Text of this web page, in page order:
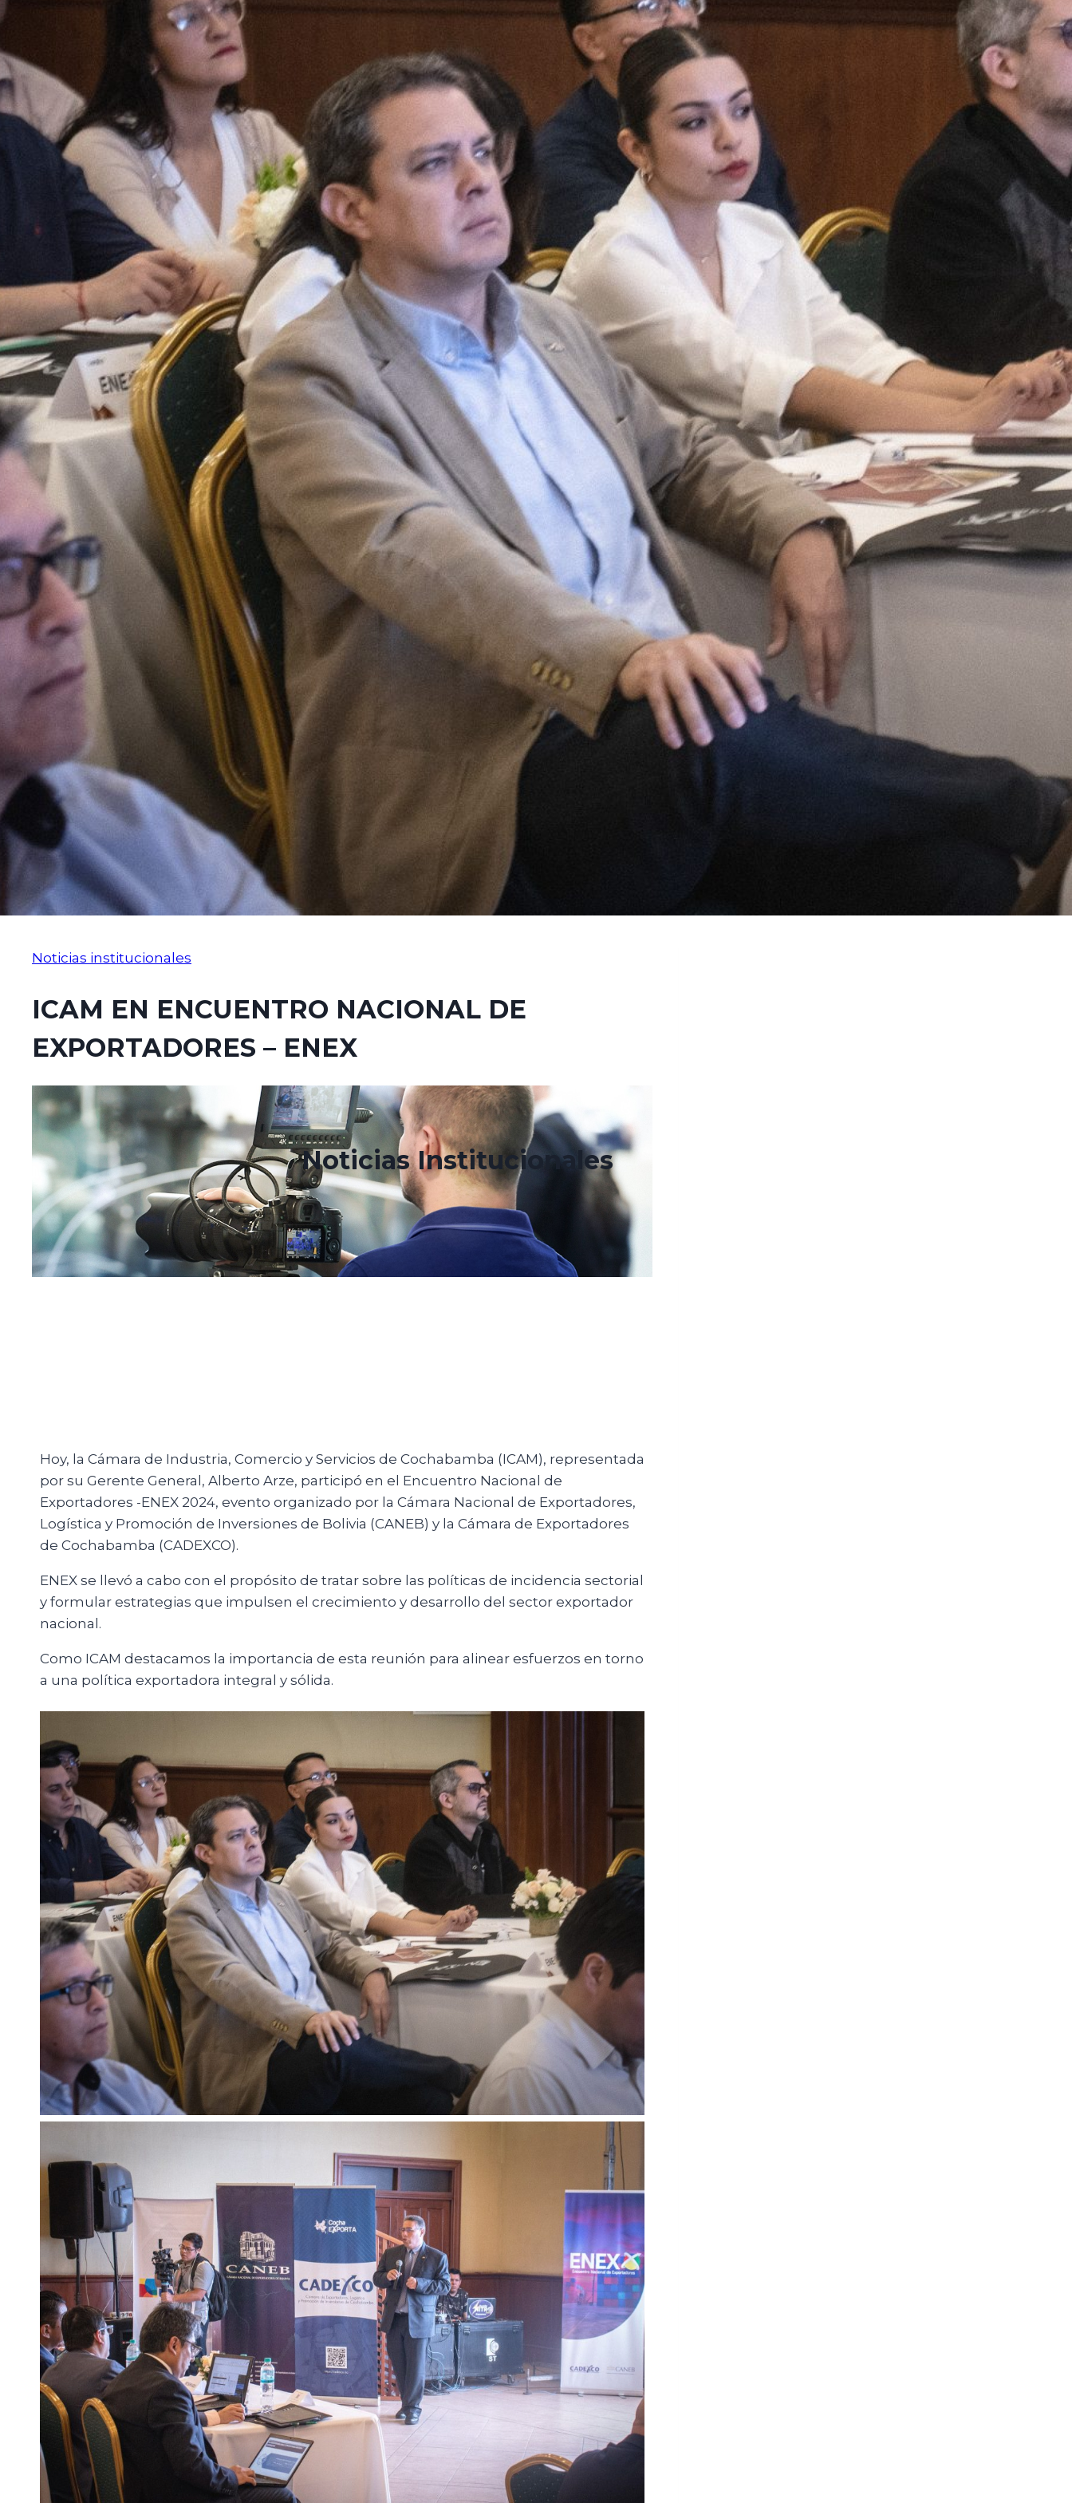
Noticias institucionales
ICAM EN ENCUENTRO NACIONAL DE
EXPORTADORES – ENEX
octubre 25, 2024 octubre 28, 2024
Noticias Institucionales
Hoy, la Cámara de Industria, Comercio y Servicios de Cochabamba (ICAM), representada
por su Gerente General, Alberto Arze, participó en el Encuentro Nacional de
Exportadores -ENEX 2024, evento organizado por la Cámara Nacional de Exportadores,
Logística y Promoción de Inversiones de Bolivia (CANEB) y la Cámara de Exportadores
de Cochabamba (CADEXCO).
ENEX se llevó a cabo con el propósito de tratar sobre las políticas de incidencia sectorial
y formular estrategias que impulsen el crecimiento y desarrollo del sector exportador
nacional.
Como ICAM destacamos la importancia de esta reunión para alinear esfuerzos en torno
a una política exportadora integral y sólida.